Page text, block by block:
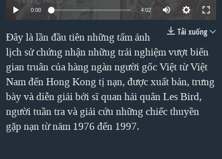
VĂN HOÁ
THỂ THAO
GIÁO DỤC
TRỊNH VĨNH BÌNH - NGƯỜI HẠ 'BÊN THẮNG CUỘC'
CHI PHÍ CHIẾN TRANH AFGHANISTAN
CÁC GIÁ TRỊ CỘNG HÒA Ở VIỆT NAM
THƯỢNG ĐỈNH TRUMP-KIM TẠI VIỆT NAM
TRỊNH VĨNH BÌNH VS. CHÍNH PHỦ VIỆT NAM
NGƯ DÂN VIỆT VÀ LÀN SÓNG TRỘM HẢI SÂM
BÊN KIA QUỐC LỘ: TIẾNG VỌNG TỪ NÔNG THÔN MỸ
Ngôn ngữ khác
0:00 4:02
Tải xuống
Đây là lần đầu tiên những tấm ảnh
lịch sử chứng nhận những trải nghiệm vượt biển
gian truân của hàng ngàn người gốc Việt từ Việt
Nam đến Hong Kong tị nạn, được xuất bản, trưng
bày và diễn giải bởi sĩ quan hải quân Les Bird,
người tuần tra và giải cứu những chiếc thuyền
gặp nạn từ năm 1976 đến 1997.